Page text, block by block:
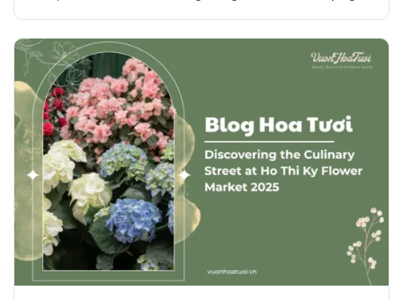
số người, nó đại diện cho sự cải tiến và sức mạnh. Đối với
những người khác, ý [...]